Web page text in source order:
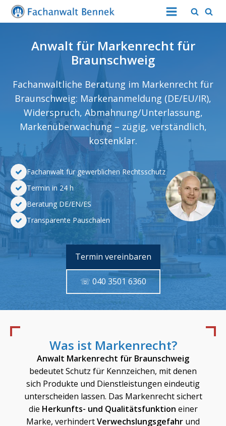
Anwalt für Markenrecht für
Braunschweig
Fachanwaltliche Beratung im Markenrecht für
Braunschweig: Markenanmeldung (DE/EU/IR),
Widerspruch, Abmahnung/Unterlassung,
Markenüberwachung – zügig, verständlich,
kostenklar.
Fachanwalt für gewerblichen Rechtsschutz
Termin in 24 h
Beratung DE/EN/ES
Transparente Pauschalen
Termin vereinbaren
☏ 040 3501 6360
Was ist Markenrecht?
Anwalt Markenrecht für Braunschweig
bedeutet Schutz für Kennzeichen, mit denen
sich Produkte und Dienstleistungen eindeutig
unterscheiden lassen. Das Markenrecht sichert
die Herkunfts- und Qualitätsfunktion einer
Marke, verhindertVerwechslungsgefahr und